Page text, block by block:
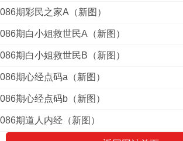
086期彩民之家A（新图）
086期白小姐救世民A（新图）
086期白小姐救世民B（新图）
086期心经点码a（新图）
086期心经点码b（新图）
086期道人内经（新图）